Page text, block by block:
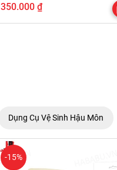
350.000 ₫
Dụng Cụ Vệ Sinh Hậu Môn
-15%